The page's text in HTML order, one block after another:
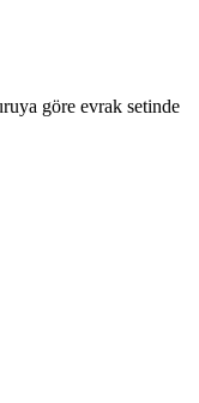
göre evrak setinde